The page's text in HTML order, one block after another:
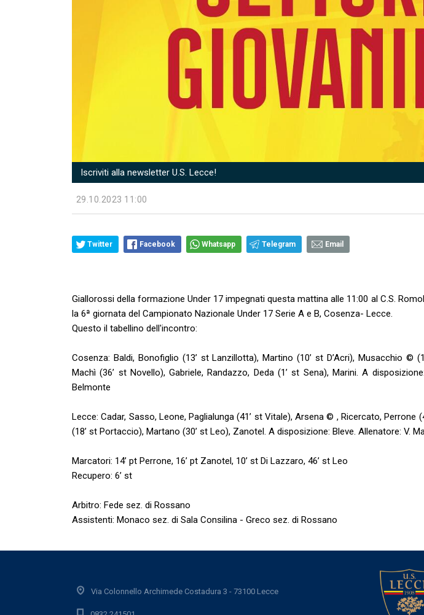
Iscriviti alla newsletter U.S. Lecce!
29.10.2023 11:00
Twitter Facebook Whatsapp Telegram Email
Giallorossi della formazione Under 17 impegnati questa mattina alle 11:00 al C.S.
la 6ª giornata del Campionato Nazionale Under 17 Serie A e B, Cosenza- Lecce.
Questo il tabellino dell'incontro:
Cosenza: Baldi, Bonofiglio (13’ st Lanzillotta), Martino (10’ st D’Acri), Musacchio ©
Machì (36’ st Novello), Gabriele, Randazzo, Deda (1’ st Sena), Marini. A
Belmonte
Lecce: Cadar, Sasso, Leone, Paglialunga (41’ st Vitale), Arsena © , Ricercato, Perrone
(18’ st Portaccio), Martano (30’ st Leo), Zanotel. A disposizione: Bleve. Allenatore: V.
Marcatori: 14’ pt Perrone, 16’ pt Zanotel, 10’ st Di Lazzaro, 46’ st Leo
Recupero: 6’ st
Arbitro: Fede sez. di Rossano
Assistenti: Monaco sez. di Sala Consilina - Greco sez. di Rossano
Via Colonnello Archimede Costadura 3 - 73100 Lecce